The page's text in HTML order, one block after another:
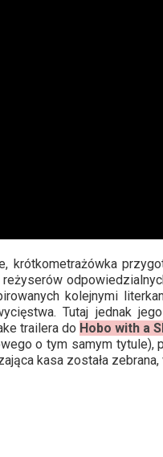
reżyserów
kolejnymi
Tutaj jednak
trailera do Hobo with a
o tym samym tytule),
kasa została